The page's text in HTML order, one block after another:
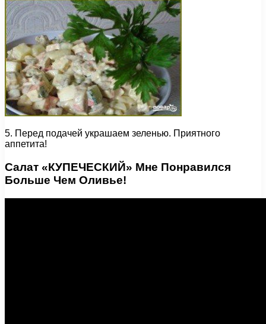
5. Перед подачей украшаем зеленью. Приятного
аппетита!
Салат «КУПЕЧЕСКИЙ» Мне Понравился
Больше Чем Оливье!